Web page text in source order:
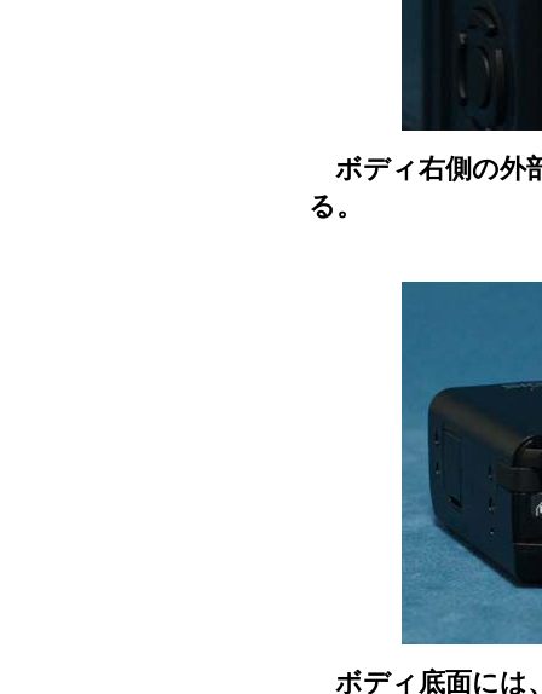
ボディ右側の外
る。
ボディ底面には